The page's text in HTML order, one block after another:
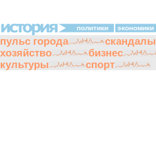
политики экономики
пульс города скандалы
хозяйство
бизнес
культуры
спорт